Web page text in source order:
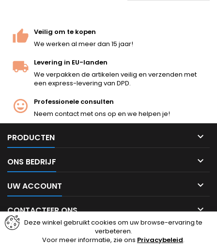
Veilig om te kopen
We werken al meer dan 15 jaar!
Levering in EU-landen
We verpakken de artikelen veilig en verzenden met
een express-levering van DPD.
Professionele consulten
Neem contact met ons op en we helpen je!
PRODUCTEN 
ONS BEDRIJF 
UW ACCOUNT 
CONTACTEER ONS 
Deze winkel gebruikt cookies om uw browse-ervaring te
verbeteren.
Voor meer informatie, zie ons Privacybeleid.
FacebookInstagram